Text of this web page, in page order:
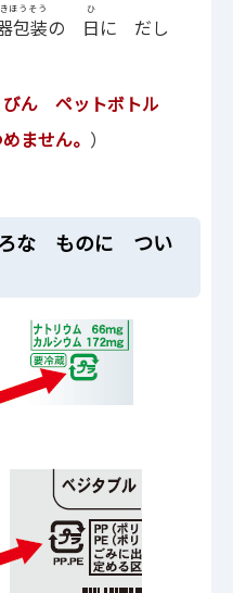
包装
ほうそう
の 日
ひ
に だし
ん ペットボトル
ません。 ）
な ものに つい